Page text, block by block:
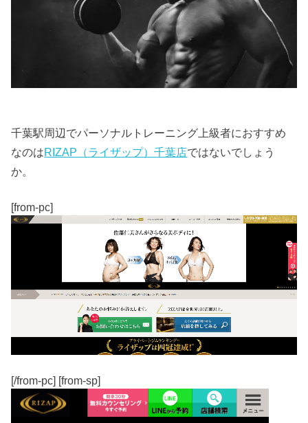
千葉駅周辺でパーソナルトレーニング上級者におすすめ
なのはRIZAP（ライザップ）千葉店ではないでしょう
か。
[from-pc]
[/from-pc] [from-sp]